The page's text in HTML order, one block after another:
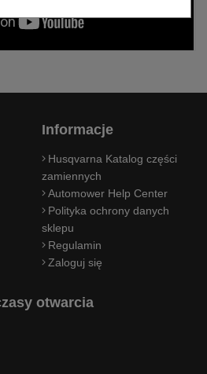
Informacje
Husqvarna Katalog części
zamiennych
Automower Help Center
Polityka ochrony danych
sklepu
Regulamin
Zaloguj się
otwarcia